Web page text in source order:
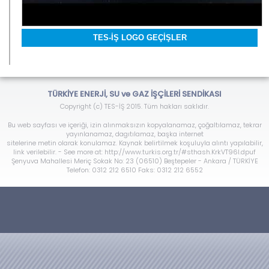
TES-İŞ LOGO GEÇİŞLER
TÜRKİYE ENERJİ, SU ve GAZ İŞÇİLERİ SENDİKASI
Copyright (c) TES-İŞ 2015. Tüm hakları saklıdır.
Bu web sayfası ve içeriği, izin alınmaksızın kopyalanamaz, çoğaltılamaz, tekrar
yayınlanamaz, dagıtılamaz, başka internet
sitelerine metin olarak konulamaz. Kaynak belirtilmek koşuluyla alıntı yapılabilir,
link verilebilir. - See more at: http://www.turkis.org.tr/#sthash.KrkVT96l.dpuf
Şenyuva Mahallesi Meriç Sokak No: 23 (06510) Beştepeler - Ankara / TÜRKİYE
Telefon: 0312 212 6510 Faks: 0312 212 6552